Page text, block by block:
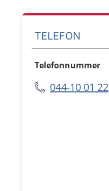
TELEFON
Telefonnummer
044-10 01 22